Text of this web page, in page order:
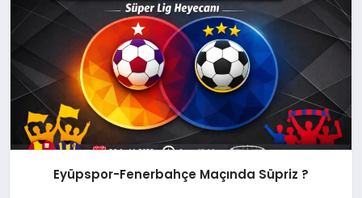
Eyüpspor-Fenerbahçe Maçında Süpriz ?